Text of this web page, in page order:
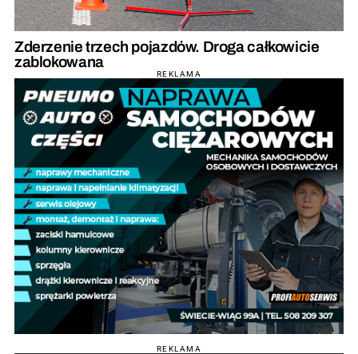
Zderzenie trzech pojazdów. Droga całkowicie
zablokowana
REKLAMA
REKLAMA